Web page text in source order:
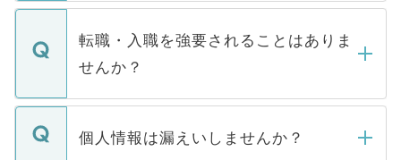
ます。通常、5営業日以内にはご連絡をせて
いただきますので、しばらくお待ちくださ
マイナビDOCTORで取り扱っている求人の
うち約3割は、Webサイトからご覧いただ
けない「非公開求人」です。非公開求人は
下記の理由によって、一般には公開してい
ません。
■応募殺到を避けるため 人気のある医療機
転職・入職を強要されることはありま
せんか？
転職・入職を強要することは一切ありませ
ん。また、仮に応募先から内定をいただい
個人情報は漏えいしませんか？